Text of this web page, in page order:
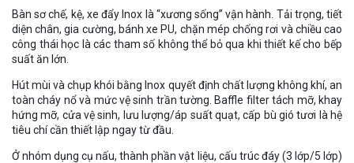
Bàn sơ chế, kệ, xe đẩy Inox là “xương sống” vận hành. Tải trọng, tiết
diện chân, gia cường, bánh xe PU, chặn mép chống rơi và chiều cao
công thái học là các tham số không thể bỏ qua khi thiết kế cho bếp
suất ăn lớn.
Hút mùi và chụp khói bằng Inox quyết định chất lượng không khí, an
toàn cháy nổ và mức vệ sinh trần tường. Baffle filter tách mỡ, khay
hứng mỡ, cửa vệ sinh, lưu lượng/áp suất quạt, cấp bù gió tươi là hệ
tiêu chí cần thiết lập ngay từ đầu.
Ở nhóm dụng cụ nấu, thành phần vật liệu, cấu trúc đáy (3 lớp/5 lớp)